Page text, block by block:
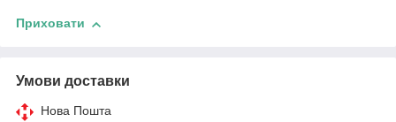
Приховати
Умови доставки
Нова Пошта